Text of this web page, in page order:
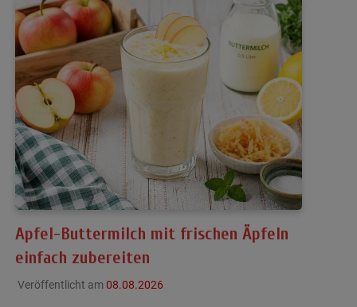
Apfel-Buttermilch mit frischen Äpfeln
einfach zubereiten
Veröffentlicht am 08.08.2026